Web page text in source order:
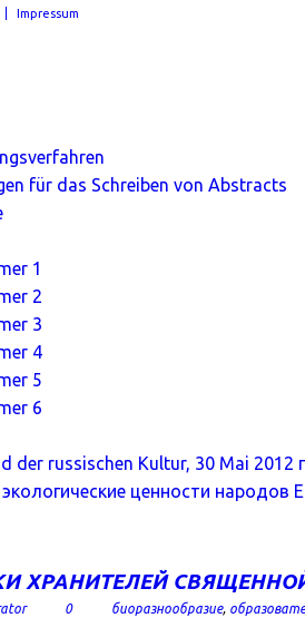
Impressum
für das Schreiben von Abstracts
1
2
3
4
5
6
der russischen Kultur, 30 Mai 2012
ценности народов
ХРАНИТЕЛЕЙ
0 биоразнообразие,